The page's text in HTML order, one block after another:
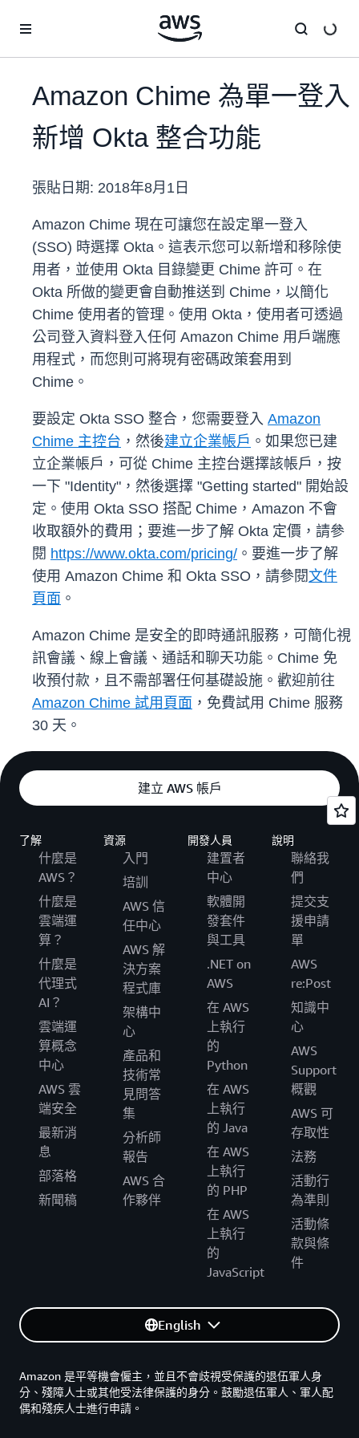
Amazon Chime 為單一登入
新增 Okta 整合功能
張貼日期: 2018年8月1日
Amazon Chime 現在可讓您在設定單一登入
(SSO) 時選擇 Okta。這表示您可以新增和移除使
用者，並使用 Okta 目錄變更 Chime 許可。在
Okta 所做的變更會自動推送到 Chime，以簡化
Chime 使用者的管理。使用 Okta，使用者可透過
公司登入資料登入任何 Amazon Chime 用戶端應
用程式，而您則可將現有密碼政策套用到
Chime。
要設定 Okta SSO 整合，您需要登入 Amazon
Chime 主控台 ，然後建立企業帳戶 。如果您已建
立企業帳戶，可從 Chime 主控台選擇該帳戶，按
一下 "Identity"，然後選擇 "Getting started" 開始設
定。使用 Okta SSO 搭配 Chime，Amazon 不會
收取額外的費用；要進一步了解 Okta 定價，請參
閱 https://www.okta.com/pricing/ 。要進一步了解
使用 Amazon Chime 和 Okta SSO，請參閱文件
頁面 。
Amazon Chime 是安全的即時通訊服務，可簡化視
訊會議、線上會議、通話和聊天功能。Chime 免
收預付款，且不需部署任何基礎設施。歡迎前往
Amazon Chime 試用頁面 ，免費試用 Chime 服務
30 天。
建立 AWS 帳戶
了解
什麼是
AWS？
什麼是
雲端運
算？
什麼是
代理式
AI？
雲端運
算概念
中心
AWS 雲
端安全
最新消
息
部落格
新聞稿
資源
入門
培訓
AWS 信
任中心
AWS 解
決方案
程式庫
架構中
心
產品和
技術常
見問答
集
分析師
報告
AWS 合
作夥伴
開發人員
建置者
中心
軟體開
發套件
與工具
.NET on
AWS
在 AWS
上執行
的
Python
在 AWS
上執行
的 Java
在 AWS
上執行
的 PHP
在 AWS
上執行
的
JavaScript
說明
聯絡我
們
提交支
援申請
單
AWS
re:Post
知識中
心
AWS
Support
概觀
AWS 可
存取性
法務
活動行
為準則
活動條
款與條
件
English
Amazon 是平等機會僱主，並且不會歧視受保護的退伍軍人身
分、殘障人士或其他受法律保護的身分。鼓勵退伍軍人、軍人配
偶和殘疾人士進行申請。